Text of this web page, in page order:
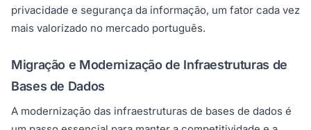
privacidade e segurança da informação, um fator cada vez
mais valorizado no mercado português.
Migração e Modernização de Infraestruturas de
Bases de Dados
A modernização das infraestruturas de bases de dados é